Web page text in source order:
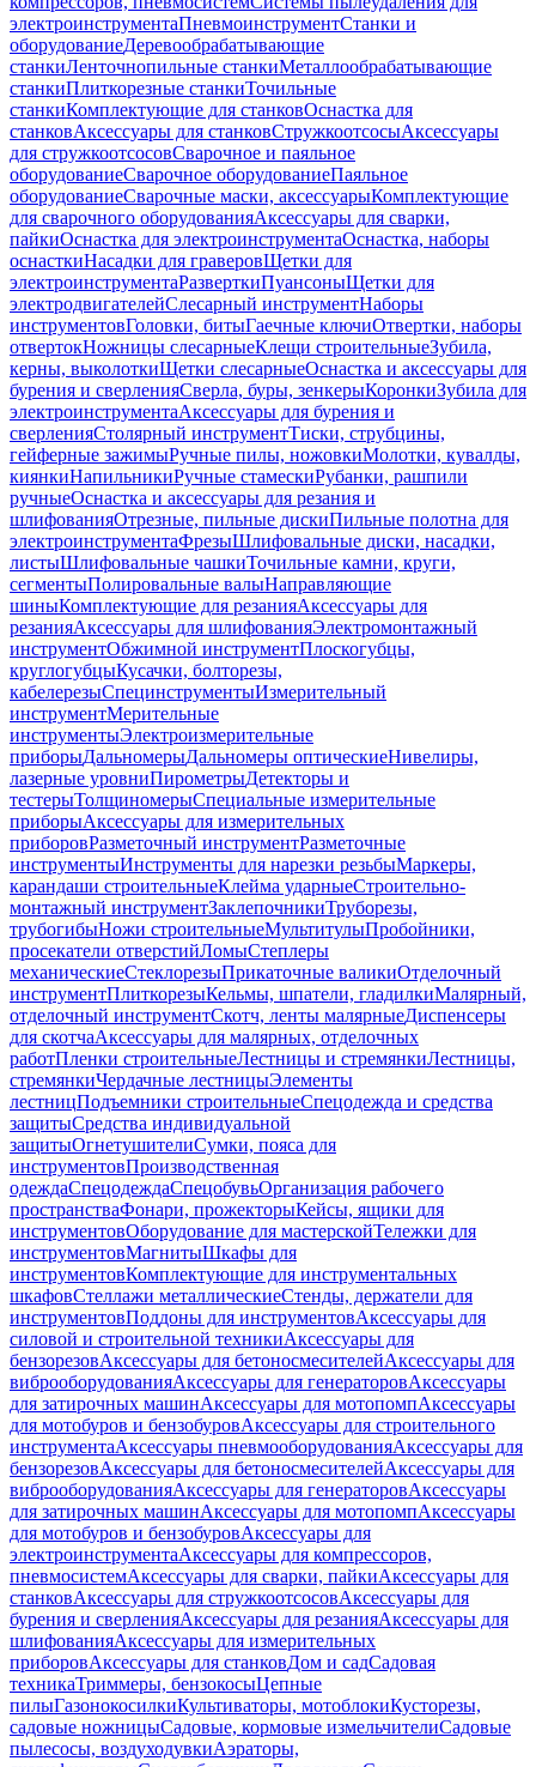
электроинструментаПневмоинструментСтанки и
оборудованиеДеревообрабатывающие
станкиЛенточнопильные станкиМеталлообрабатывающие
станкиПлиткорезные станкиТочильные
станкиКомплектующие для станковОснастка для
станковАксессуары для станковСтружкоотсосыАксессуары
для стружкоотсосовСварочное и паяльное
оборудованиеСварочное оборудованиеПаяльное
оборудованиеСварочные маски, аксессуарыКомплектующие
для сварочного оборудованияАксессуары для сварки,
пайкиОснастка для электроинструментаОснастка, наборы
оснасткиНасадки для граверовЩетки для
электроинструментаРазверткиПуансоныЩетки для
электродвигателейСлесарный инструментНаборы
инструментовГоловки, битыГаечные ключиОтвертки, наборы
отвертокНожницы слесарныеКлещи строительныеЗубила,
керны, выколоткиЩетки слесарныеОснастка и аксессуары для
бурения и сверленияСверла, буры, зенкерыКоронкиЗубила для
электроинструментаАксессуары для бурения и
сверленияСтолярный инструментТиски, струбцины,
гейферные зажимыРучные пилы, ножовкиМолотки, кувалды,
киянкиНапильникиРучные стамескиРубанки, рашпили
ручныеОснастка и аксессуары для резания и
шлифованияОтрезные, пильные дискиПильные полотна для
электроинструментаФрезыШлифовальные диски, насадки,
листыШлифовальные чашкиТочильные камни, круги,
сегментыПолировальные валыНаправляющие
шиныКомплектующие для резанияАксессуары для
резанияАксессуары для шлифованияЭлектромонтажный
инструментОбжимной инструментПлоскогубцы,
круглогубцыКусачки, болторезы,
кабелерезыСпецинструментыИзмерительный
инструментМерительные
инструментыЭлектроизмерительные
приборыДальномерыДальномеры оптическиеНивелиры,
лазерные уровниПирометрыДетекторы и
тестерыТолщиномерыСпециальные измерительные
приборыАксессуары для измерительных
приборовРазметочный инструментРазметочные
инструментыИнструменты для нарезки резьбыМаркеры,
карандаши строительныеКлейма ударныеСтроительно-
монтажный инструментЗаклепочникиТруборезы,
трубогибыНожи строительныеМультитулыПробойники,
просекатели отверстийЛомыСтеплеры
механическиеСтеклорезыПрикаточные валикиОтделочный
инструментПлиткорезыКельмы, шпатели, гладилкиМалярный,
отделочный инструментСкотч, ленты малярныеДиспенсеры
для скотчаАксессуары для малярных, отделочных
работПленки строительныеЛестницы и стремянкиЛестницы,
стремянкиЧердачные лестницыЭлементы
лестницПодъемники строительныеСпецодежда и средства
защитыСредства индивидуальной
защитыОгнетушителиСумки, пояса для
инструментовПроизводственная
одеждаСпецодеждаСпецобувьОрганизация рабочего
пространстваФонари, прожекторыКейсы, ящики для
инструментовОборудование для мастерскойТележки для
инструментовМагнитыШкафы для
инструментовКомплектующие для инструментальных
шкафовСтеллажи металлическиеСтенды, держатели для
инструментовПоддоны для инструментовАксессуары для
силовой и строительной техникиАксессуары для
бензорезовАксессуары для бетоносмесителейАксессуары для
виброоборудованияАксессуары для генераторовАксессуары
для затирочных машинАксессуары для мотопомпАксессуары
для мотобуров и бензобуровАксессуары для строительного
инструментаАксессуары пневмооборудованияАксессуары для
бензорезовАксессуары для бетоносмесителейАксессуары для
виброоборудованияАксессуары для генераторовАксессуары
для затирочных машинАксессуары для мотопомпАксессуары
для мотобуров и бензобуровАксессуары для
электроинструментаАксессуары для компрессоров,
пневмосистемАксессуары для сварки, пайкиАксессуары для
станковАксессуары для стружкоотсосовАксессуары для
бурения и сверленияАксессуары для резанияАксессуары для
шлифованияАксессуары для измерительных
приборовАксессуары для станковДом и садСадовая
техникаТриммеры, бензокосыЦепные
пилыГазонокосилкиКультиваторы, мотоблокиКусторезы,
садовые ножницыСадовые, кормовые измельчителиСадовые
пылесосы, воздуходувкиАэраторы,